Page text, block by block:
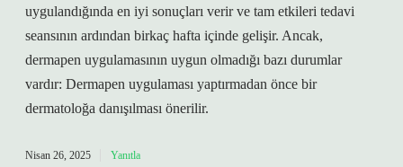
uygulandığında en iyi sonuçları verir ve tam etkileri tedavi
seansının ardından birkaç hafta içinde gelişir. Ancak,
dermapen uygulamasının uygun olmadığı bazı durumlar
vardır: Dermapen uygulaması yaptırmadan önce bir
dermatoloğa danışılması önerilir.
Nisan 26, 2025 Yanıtla